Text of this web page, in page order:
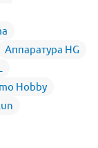
Аппаратура HG
Hobby